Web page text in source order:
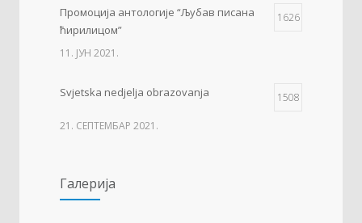
Промоција антологије “Љубав писана
ћирилицом”
1626
11. ЈУН 2021.
Svjetska nedjelja obrazovanja 1508
21. СЕПТЕМБАР 2021.
09. ОКТОБАР 2021.
Галерија